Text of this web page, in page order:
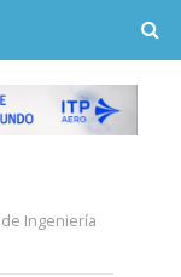
de Ingeniería